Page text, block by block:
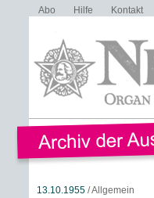
Abo Hilfe Kontakt
13.10.1955/ Allgemein